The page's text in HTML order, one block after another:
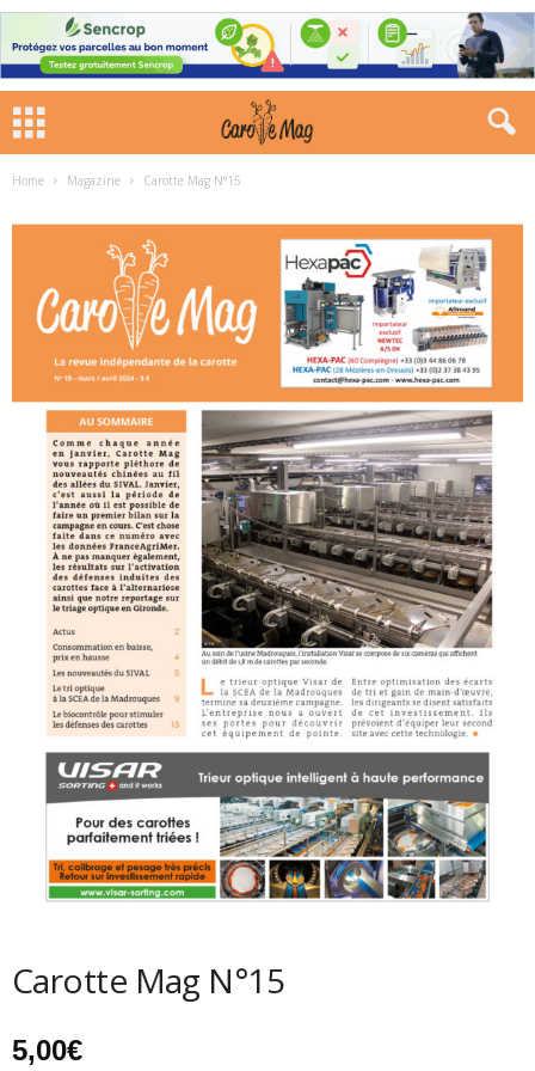
Home Magazine Carotte Mag N°15
Carotte Mag N°15
5,00€